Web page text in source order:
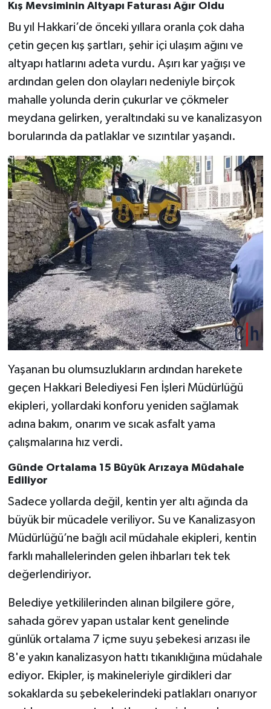
Kış Mevsiminin Altyapı Faturası Ağır Oldu
Bu yıl Hakkari’de önceki yıllara oranla çok daha
çetin geçen kış şartları, şehir içi ulaşım ağını ve
altyapı hatlarını adeta vurdu. Aşırı kar yağışı ve
ardından gelen don olayları nedeniyle birçok
mahalle yolunda derin çukurlar ve çökmeler
meydana gelirken, yeraltındaki su ve kanalizasyon
borularında da patlaklar ve sızıntılar yaşandı.
Yaşanan bu olumsuzlukların ardından harekete
geçen Hakkari Belediyesi Fen İşleri Müdürlüğü
ekipleri, yollardaki konforu yeniden sağlamak
adına bakım, onarım ve sıcak asfalt yama
çalışmalarına hız verdi.
Günde Ortalama 15 Büyük Arızaya Müdahale
Ediliyor
Sadece yollarda değil, kentin yer altı ağında da
büyük bir mücadele veriliyor. Su ve Kanalizasyon
Müdürlüğü’ne bağlı acil müdahale ekipleri, kentin
farklı mahallelerinden gelen ihbarları tek tek
değerlendiriyor.
Belediye yetkililerinden alınan bilgilere göre,
sahada görev yapan ustalar kent genelinde
günlük ortalama 7 içme suyu şebekesi arızası ile
8'e yakın kanalizasyon hattı tıkanıklığına müdahale
ediyor. Ekipler, iş makineleriyle girdikleri dar
sokaklarda su şebekelerindeki patlakları onarıyor
YAŞAM